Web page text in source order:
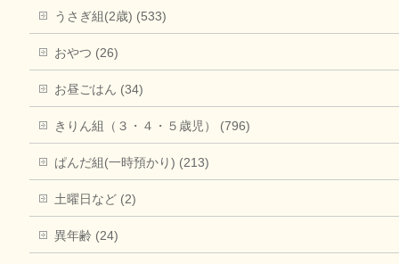
うさぎ組(2歳) (533)
おやつ (26)
お昼ごはん (34)
きりん組（３・４・５歳児） (796)
ぱんだ組(一時預かり) (213)
土曜日など (2)
異年齢 (24)